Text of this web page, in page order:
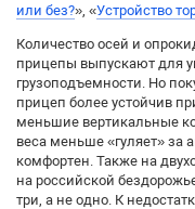
или без?», «Устройство
Количество осей и
прицепы выпускают для
грузоподъемности. Но
прицеп более устойчив
меньшие вертикальные
веса меньше «гуляет» за
комфортен. Также на
на российской
три, а не одно. К